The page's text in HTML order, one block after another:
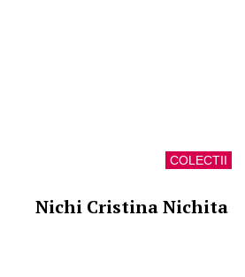
COLECTII
Nichi Cristina Nichita